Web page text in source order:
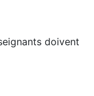
doivent